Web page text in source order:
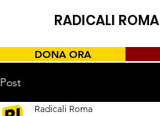
RADICALI ROMA
DONA ORA
Post
Radicali Roma